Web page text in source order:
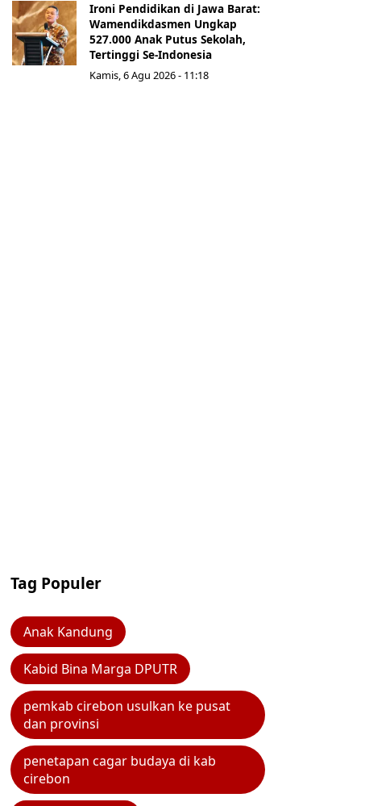
Ironi Pendidikan di Jawa Barat:
Wamendikdasmen Ungkap
527.000 Anak Putus Sekolah,
Tertinggi Se-Indonesia
Kamis, 6 Agu 2026 - 11:18
Tag Populer
Anak Kandung
Kabid Bina Marga DPUTR
pemkab cirebon usulkan ke pusat
dan provinsi
penetapan cagar budaya di kab
cirebon